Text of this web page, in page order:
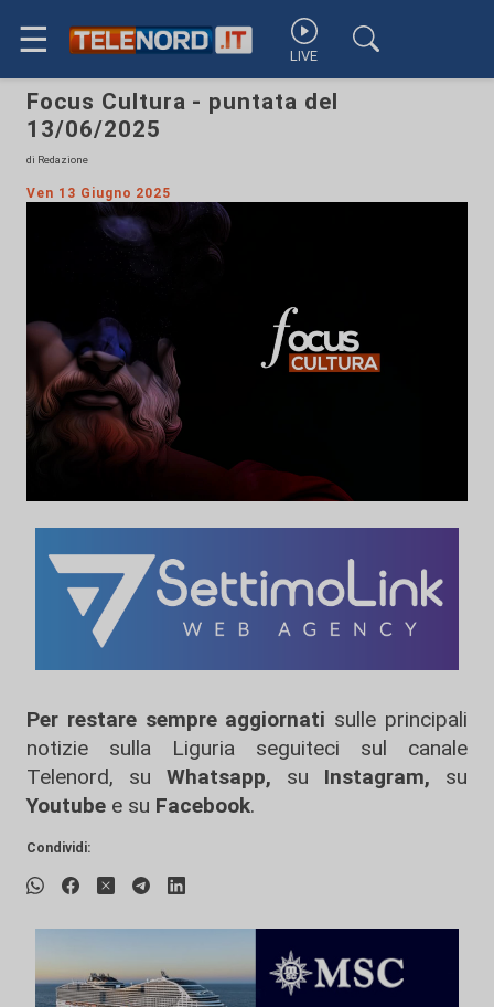
☰ LIVE
Focus Cultura - puntata del
13/06/2025
di Redazione
Ven 13 Giugno 2025
Per restare sempre aggiornati sulle principali
notizie sulla Liguria seguiteci sul canale
Telenord, su
Whatsapp, su Instagram, su
Youtube e su Facebook.
Condividi: